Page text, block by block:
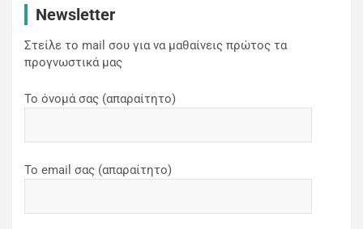
Newsletter
Στείλε το mail σου για να μαθαίνεις πρώτος τα
προγνωστικά μας
Το όνομά σας (απαραίτητο)
Το email σας (απαραίτητο)